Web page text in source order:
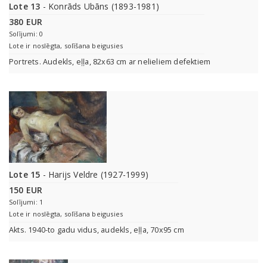
Lote 13 - Konrāds Ubāns (1893-1981)
380 EUR
Solījumi: 0
Lote ir noslēgta, solīšana beigusies
Portrets. Audekls, eļļa, 82x63 cm ar nelieliem defektiem
Lote 15 - Harijs Veldre (1927-1999)
150 EUR
Solījumi: 1
Lote ir noslēgta, solīšana beigusies
Akts. 1940-to gadu vidus, audekls, eļļa, 70x95 cm